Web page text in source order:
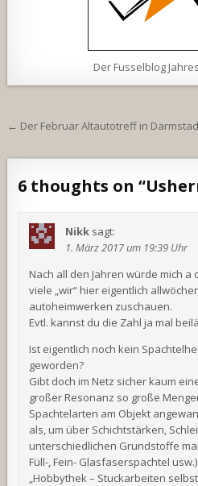
Der Fusselblog
← Der Februar Altautotreff in
6 thoughts on “
Nikk sagt:
1. März 2017 um 19:39 Uhr
Nach all den Jahren würde mich
viele „wir“ hier eigentlich
autoheimwerken zuschauen.
Evtl. kannst du die Zahl ja mal
Ist eigentlich noch kein
geworden?
Gibt doch im Netz sicher kaum
großer Resonanz so große
Spachtelarten am Objekt
als, um über Schichtstärken,
unterschiedlichen Grundstoffe
Füll-, Fein- Glasfaserspachtel
„Hobbythek – Stuckarbeiten